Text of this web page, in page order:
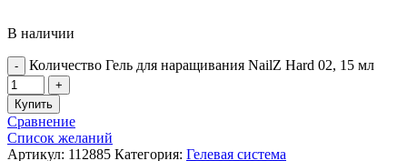
В наличии
Количество Гель для наращивания NailZ Hard 02, 15 мл
Купить
Сравнение
Список желаний
Артикул: 112885 Категория: Гелевая система